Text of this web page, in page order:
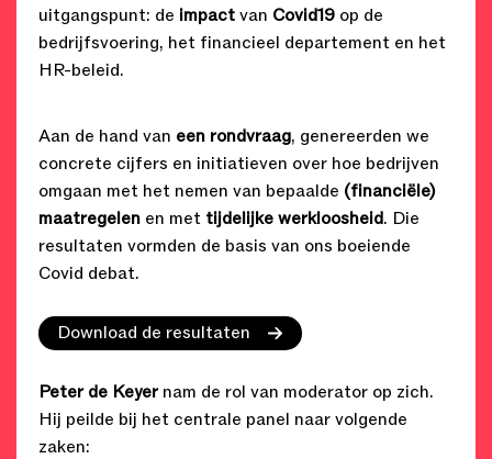
uitgangspunt: de impact van Covid19 op de
bedrijfsvoering, het financieel departement en het
HR-beleid.
Aan de hand van een rondvraag, genereerden we
concrete cijfers en initiatieven over hoe bedrijven
omgaan met het nemen van bepaalde (financiële)
maatregelen en met tijdelijke werkloosheid. Die
resultaten vormden de basis van ons boeiende
Covid debat.
Download de resultaten
Peter de Keyer nam de rol van moderator op zich.
Hij peilde bij het centrale panel naar volgende
zaken: